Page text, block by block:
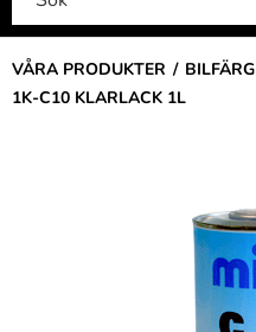
VÅRA PRODUKTER BILFÄRG
1K-C10 KLARLACK 1L